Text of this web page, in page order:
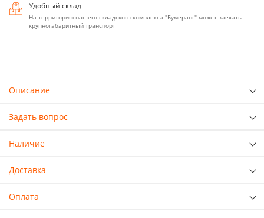
Удобный склад
На территорию нашего складского комплекса "Бумеранг" может заехать
крупногабаритный транспорт
Описание
Задать вопрос
Наличие
Доставка
Оплата